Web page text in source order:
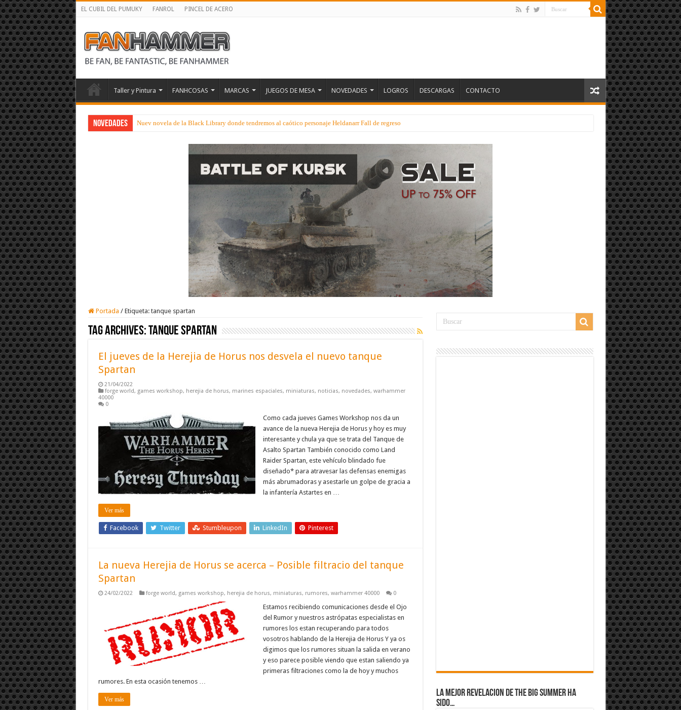
EL CUBIL DEL PUMUKY FANROL PINCEL DE ACERO
Taller y Pintura FANHCOSAS MARCAS JUEGOS DE MESA NOVEDADES LOGROS DESCARGAS CONTACTO
NOVEDADES Nuev novela de la Black Library donde tendremos al caótico personaje Heldanarr Fall de regreso
Portada / Etiqueta: tanque spartan
Tag Archives:tanque spartan
El jueves de la Herejia de Horus nos desvela el nuevo tanque
Spartan
21/04/2022
forge world, games workshop, herejia de horus, marines espaciales, miniaturas, noticias, novedades, warhammer
40000
0
Como cada jueves Games Workshop nos da un
avance de la nueva Herejia de Horus y hoy es muy
interesante y chula ya que se trata del Tanque de
Asalto Spartan También conocido como Land
Raider Spartan, este vehículo blindado fue
diseñado* para atravesar las defensas enemigas
más abrumadoras y asestarle un golpe de gracia a
la infantería Astartes en …
Ver más
Facebook Twitter Stumbleupon LinkedIn Pinterest
La nueva Herejia de Horus se acerca – Posible filtracio del tanque
Spartan
24/02/2022 forge world, games workshop, herejia de horus, miniaturas, rumores, warhammer 40000 0
Estamos recibiendo comunicaciones desde el Ojo
del Rumor y nuestros astrópatas especialistas en
rumores los estan recuperando para todos
vosotros hablando de la Herejia de Horus Y ya os
digimos que los rumores situan la salida en verano
y eso parece posible viendo que estan saliendo ya
primeras filtraciones como la de hoy y muchos
rumores. En esta ocasión tenemos …
Ver más
La mejor revelacion de The Big Summer ha
sido…